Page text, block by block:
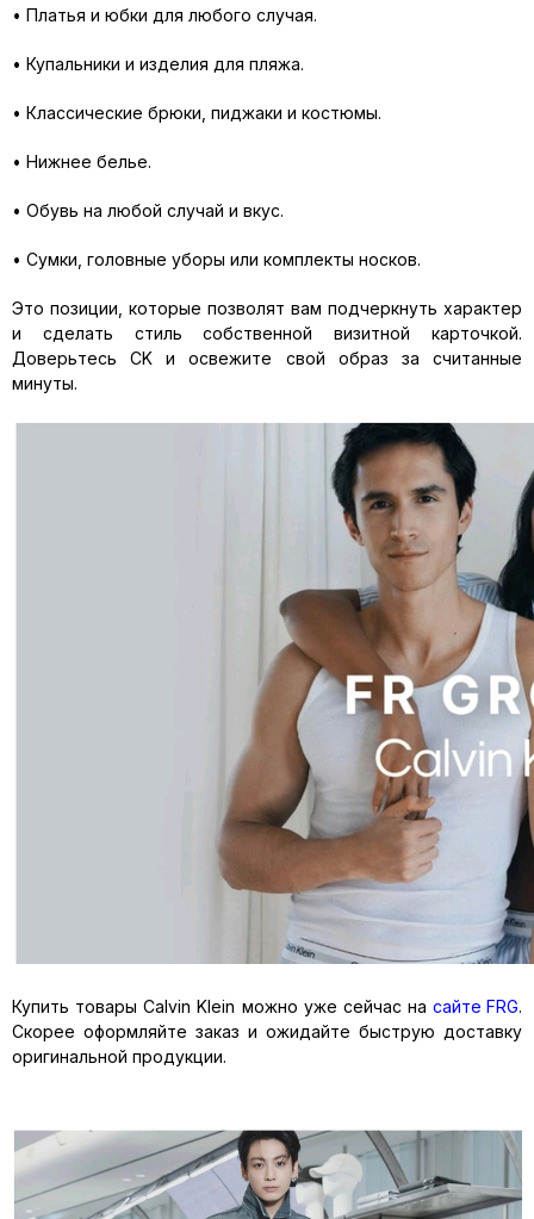
• Платья и юбки для любого случая.
• Купальники и изделия для пляжа.
• Классические брюки, пиджаки и костюмы.
• Нижнее белье.
• Обувь на любой случай и вкус.
• Сумки, головные уборы или комплекты носков.
Это позиции, которые позволят вам подчеркнуть характер
и сделать стиль собственной визитной карточкой.
Доверьтесь CK и освежите свой образ за считанные
минуты.
Купить товары Calvin Klein можно уже сейчас на сайте FRG.
Скорее оформляйте заказ и ожидайте быструю доставку
оригинальной продукции.